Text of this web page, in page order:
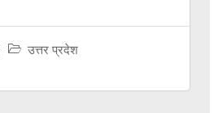
उत्तर प्रदेश